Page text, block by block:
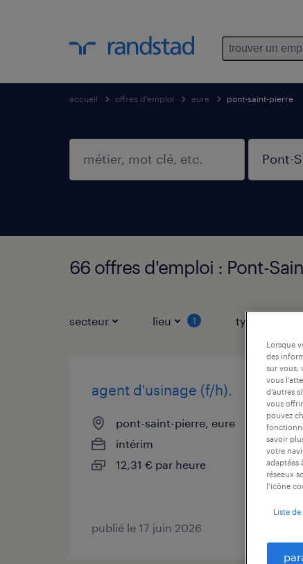
trouver un
accueil offres d'emploi eure pont-saint-pierre
66 offres d'emploi : Pont-
secteur lieu 1 type de
agent d'usinage (f/h).
pont-saint-pierre, eure
intérim
12,31 € par heure
publié le 17 juin 2026
Lorsque
des
sur vous,
vous
d’autres
vous
pouvez
savoir
votre
adaptées
réseaux
l’icône
Liste